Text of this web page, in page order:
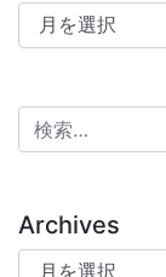
アーカイブ
検索:
Archives
Archives